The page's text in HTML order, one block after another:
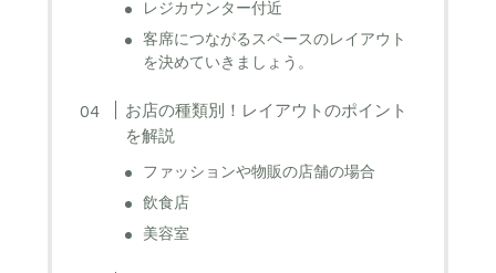
レジカウンター付近
客席につながるスペースのレイアウト
を決めていきましょう。
お店の種類別！レイアウトのポイント
を解説
ファッションや物販の店舗の場合
飲食店
美容室